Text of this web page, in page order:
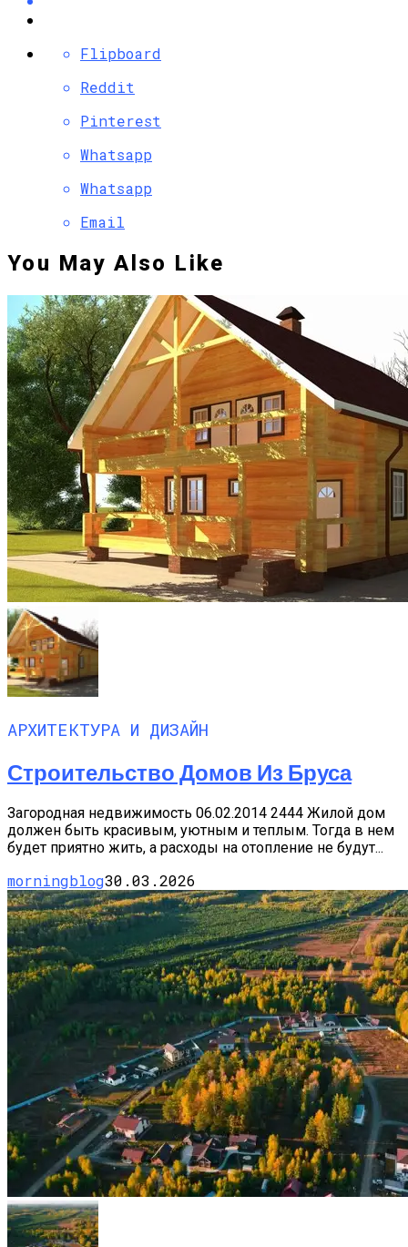
Flipboard
Reddit
Pinterest
Whatsapp
Whatsapp
Email
You May Also Like
АРХИТЕКТУРА И ДИЗАЙН
Строительство Домов Из Бруса
Загородная недвижимость 06.02.2014 2444 Жилой дом
должен быть красивым, уютным и теплым. Тогда в нем
будет приятно жить, а расходы на отопление не будут...
morningblog30.03.2026